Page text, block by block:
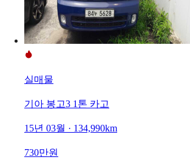
실매물
기아 봉고3 1톤 카고
15년 03월 · 134,990km
730만원